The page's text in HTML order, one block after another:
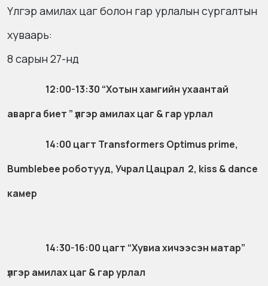
Үлгэр амилах цаг болон гар урлалын сургалтын
хуваарь:
8 сарын 27-нд
12:00-13:30 “Хотын хамгийн ухаантай
аварга биет ” үлгэр амилах цаг & гар урлал
14:00 цагт Transformers Optimus prime,
Bumblebee роботууд, Учрал Цацрал 2, kiss & dance
камер
14:30-16:00 цагт “Хувиа хичээсэн матар”
үлгэр амилах цаг & гар урлал